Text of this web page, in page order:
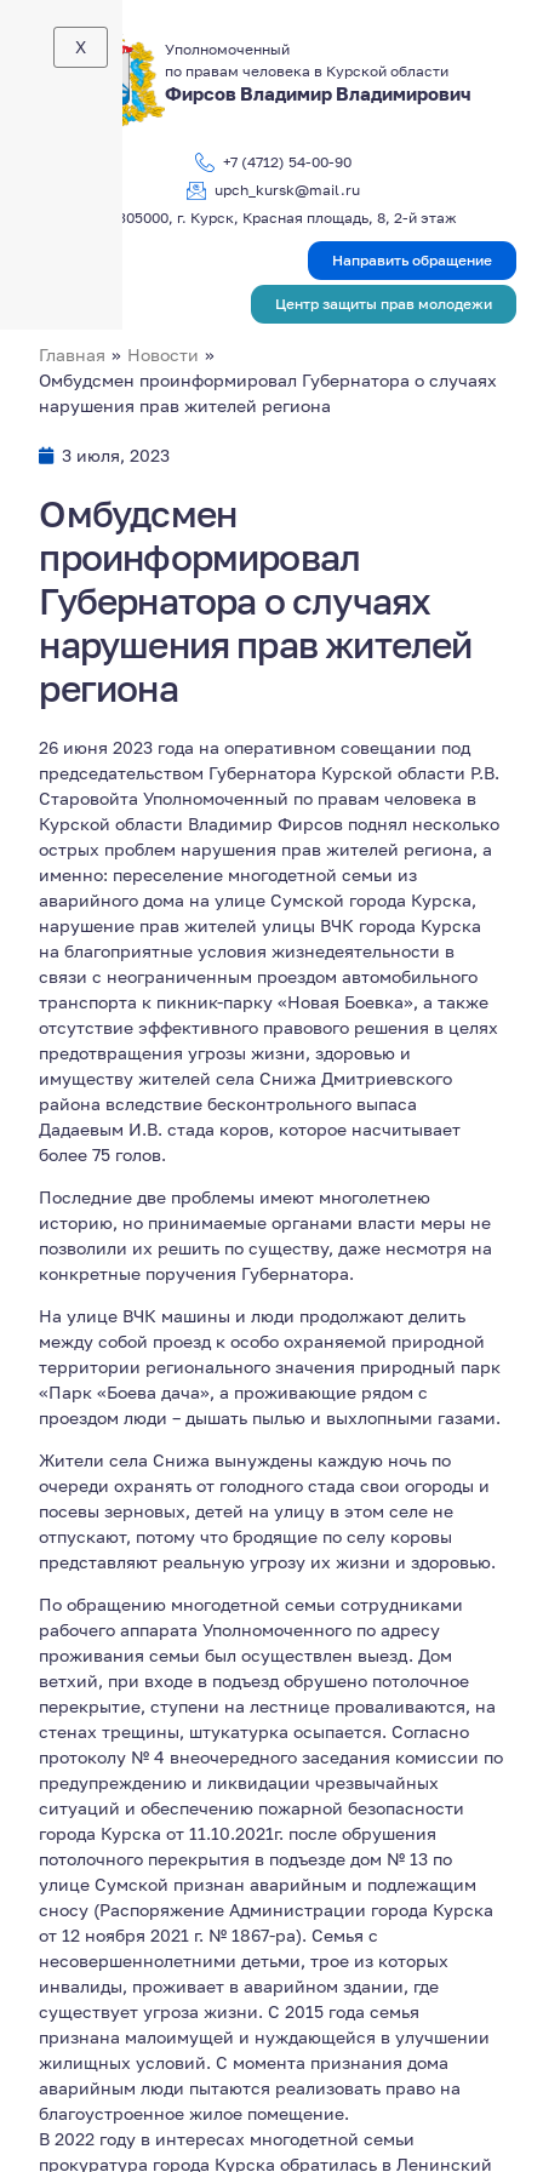
Уполномоченный
по правам человека в Курской области
Фирсов Владимир Владимирович
+7 (4712) 54-00-90
upch_kursk@mail.ru
305000, г. Курск, Красная площадь, 8, 2-й этаж
X
Направить обращение
Центр защиты прав молодежи
Главная » Новости »
Омбудсмен проинформировал Губернатора о случаях
нарушения прав жителей региона
3 июля, 2023
Омбудсмен
проинформировал
Губернатора о случаях
нарушения прав жителей
региона
26 июня 2023 года на оперативном совещании под
председательством Губернатора Курской области Р.В.
Старовойта Уполномоченный по правам человека в
Курской области Владимир Фирсов поднял несколько
острых проблем нарушения прав жителей региона, а
именно: переселение многодетной семьи из
аварийного дома на улице Сумской города Курска,
нарушение прав жителей улицы ВЧК города Курска
на благоприятные условия жизнедеятельности в
связи с неограниченным проездом автомобильного
транспорта к пикник-парку «Новая Боевка», а также
отсутствие эффективного правового решения в целях
предотвращения угрозы жизни, здоровью и
имуществу жителей села Снижа Дмитриевского
района вследствие бесконтрольного выпаса
Дадаевым И.В. стада коров, которое насчитывает
более 75 голов.
Последние две проблемы имеют многолетнею
историю, но принимаемые органами власти меры не
позволили их решить по существу, даже несмотря на
конкретные поручения Губернатора.
На улице ВЧК машины и люди продолжают делить
между собой проезд к особо охраняемой природной
территории регионального значения природный парк
«Парк «Боева дача», а проживающие рядом с
проездом люди – дышать пылью и выхлопными газами.
Жители села Снижа вынуждены каждую ночь по
очереди охранять от голодного стада свои огороды и
посевы зерновых, детей на улицу в этом селе не
отпускают, потому что бродящие по селу коровы
представляют реальную угрозу их жизни и здоровью.
По обращению многодетной семьи сотрудниками
рабочего аппарата Уполномоченного по адресу
проживания семьи был осуществлен выезд. Дом
ветхий, при входе в подъезд обрушено потолочное
перекрытие, ступени на лестнице проваливаются, на
стенах трещины, штукатурка осыпается. Согласно
протоколу № 4 внеочередного заседания комиссии по
предупреждению и ликвидации чрезвычайных
ситуаций и обеспечению пожарной безопасности
города Курска от 11.10.2021г. после обрушения
потолочного перекрытия в подъезде дом № 13 по
улице Сумской признан аварийным и подлежащим
сносу (Распоряжение Администрации города Курска
от 12 ноября 2021 г. № 1867-ра). Семья с
несовершеннолетними детьми, трое из которых
инвалиды, проживает в аварийном здании, где
существует угроза жизни. С 2015 года семья
признана малоимущей и нуждающейся в улучшении
жилищных условий. С момента признания дома
аварийным люди пытаются реализовать право на
благоустроенное жилое помещение.
В 2022 году в интересах многодетной семьи
прокуратура города Курска обратилась в Ленинский